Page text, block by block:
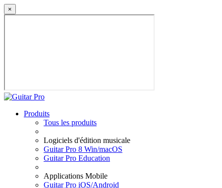
×
Produits
Tous les produits
Logiciels d'édition musicale
Guitar Pro 8 Win/macOS
Guitar Pro Education
Applications Mobile
Guitar Pro iOS/Android